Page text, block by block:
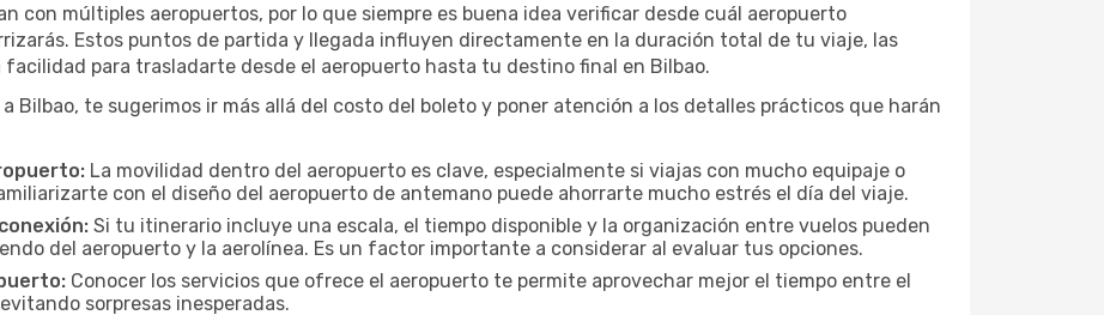
con múltiples aeropuertos, por lo que siempre es buena idea verificar desde cuál aeropuerto
Estos puntos de partida y llegada influyen directamente en la duración total de tu viaje, las
para trasladarte desde el aeropuerto hasta tu destino final en Bilbao.
Bilbao, te sugerimos ir más allá del costo del boleto y poner atención a los detalles prácticos que harán
La movilidad dentro del aeropuerto es clave, especialmente si viajas con mucho equipaje o
con el diseño del aeropuerto de antemano puede ahorrarte mucho estrés el día del viaje.
Si tu itinerario incluye una escala, el tiempo disponible y la organización entre vuelos pueden
del aeropuerto y la aerolínea. Es un factor importante a considerar al evaluar tus opciones.
Conocer los servicios que ofrece el aeropuerto te permite aprovechar mejor el tiempo entre el
sorpresas inesperadas.